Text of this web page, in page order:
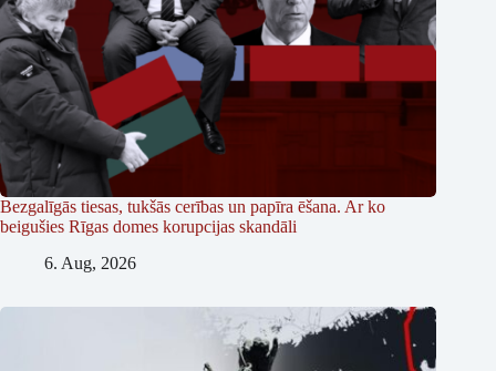
Bezgalīgās tiesas, tukšās cerības un papīra ēšana. Ar ko
beigušies Rīgas domes korupcijas skandāli
6. Aug, 2026